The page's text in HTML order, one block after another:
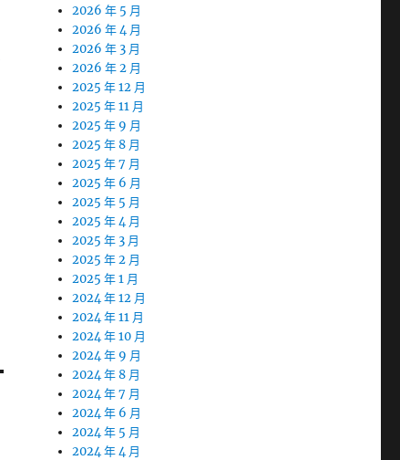
2026 年 5 月
2026 年 4 月
2026 年 3 月
2026 年 2 月
2025 年 12 月
2025 年 11 月
2025 年 9 月
2025 年 8 月
2025 年 7 月
2025 年 6 月
2025 年 5 月
2025 年 4 月
2025 年 3 月
2025 年 2 月
2025 年 1 月
2024 年 12 月
2024 年 11 月
2024 年 10 月
2024 年 9 月
2024 年 8 月
2024 年 7 月
2024 年 6 月
2024 年 5 月
2024 年 4 月